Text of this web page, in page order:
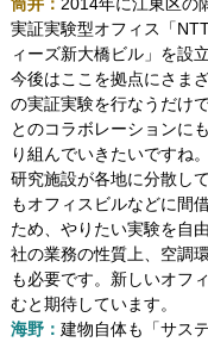
実証実験型オフィス「
ィーズ新大橋ビル」を設
今後はここを拠点にさま
の実証実験を行なうだけ
とのコラボレーションに
り組んでいきたいですね
研究施設が各地に分散し
もオフィスビルなどに間
ため、やりたい実験を自
社の業務の性質上、空調
も必要です。新しいオフ
むと期待しています。
海野： 建物自体も「サス